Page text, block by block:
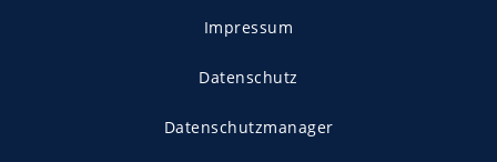
Impressum
Datenschutz
Datenschutzmanager